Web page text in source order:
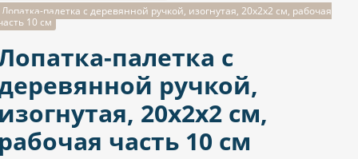
Лопатка-палетка с деревянной ручкой, изогнутая, 20х2х2 см, рабочая
10 см
палетка с
ручкой,
20х2х2 см,
часть 10 см